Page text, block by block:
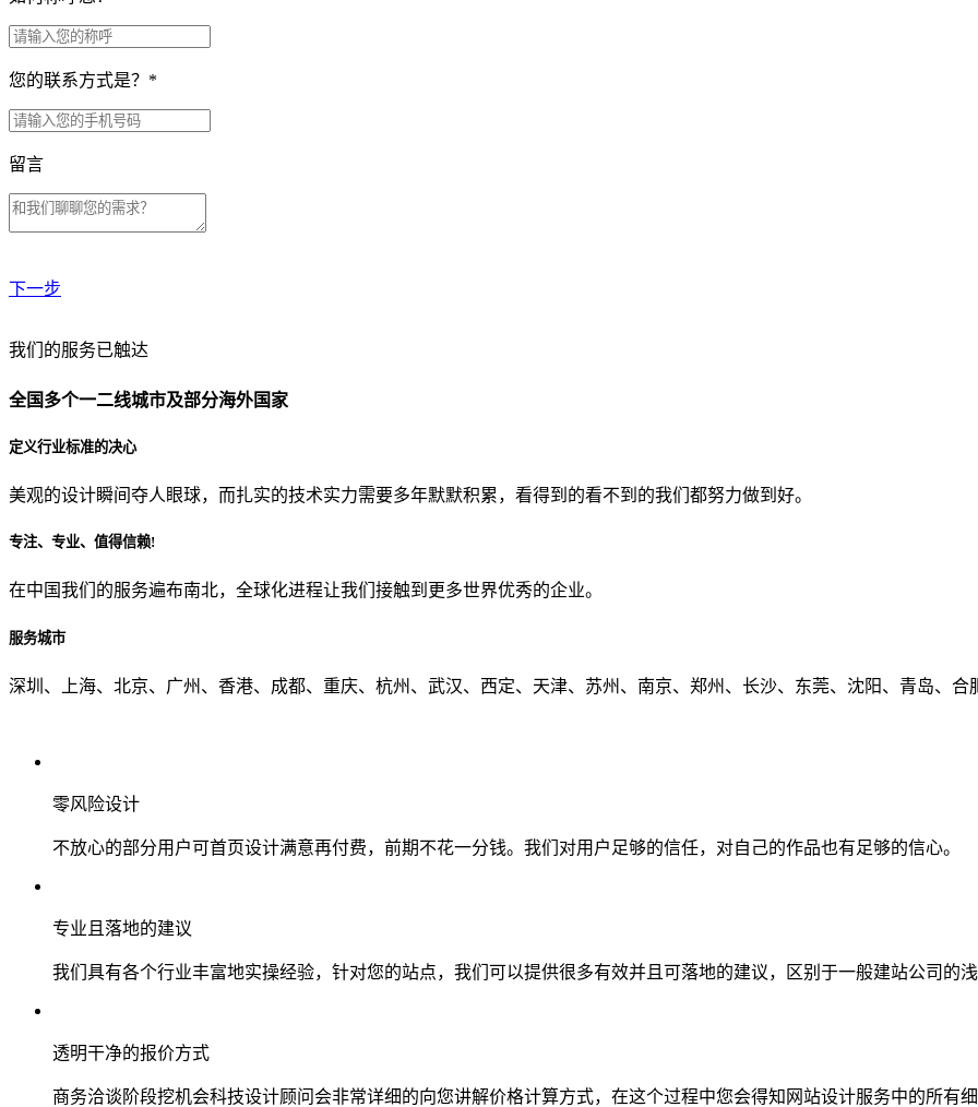
您的联系方式是？ *
留言
下一步
贵公司预算范围是？
贵公司的团队规模是？
从哪里了解到我们？
我们的服务已触达
全国多个一二线城市及部分海外国家
定义行业标准的决心
美观的设计瞬间夺人眼球，而扎实的技术实力需要多年默默积累，看得到的看不到的我们都努力做到好。
专注、专业、值得信赖!
在中国我们的服务遍布南北，全球化进程让我们接触到更多世界优秀的企业。
服务城市
深圳、上海、北京、广州、香港、成都、重庆、杭州、武汉、西定、天津、苏州、南京、郑州、长沙、东莞、沈阳、青岛、合
零风险设计
不放心的部分用户可首页设计满意再付费，前期不花一分钱。我们对用户足够的信任，对自己的作品也有足够的信心。
专业且落地的建议
我们具有各个行业丰富地实操经验，针对您的站点，我们可以提供很多有效并且可落地的建议，区别于一般建站公司的
透明干净的报价方式
商务洽谈阶段挖机会科技设计顾问会非常详细的向您讲解价格计算方式，在这个过程中您会得知网站设计服务中的所有